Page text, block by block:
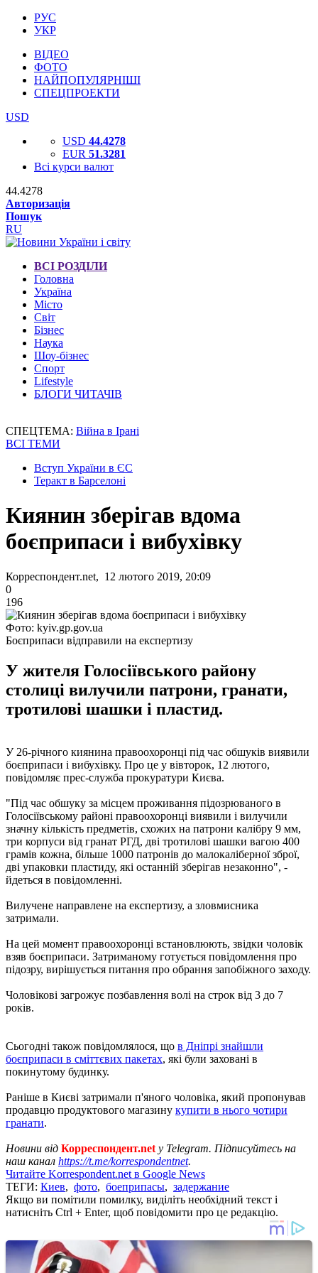
РУС
УКР
ВІДЕО
ФОТО
НАЙПОПУЛЯРНІШІ
СПЕЦПРОЕКТИ
USD
USD 44.4278
EUR 51.3281
Всі курси валют
44.4278
Авторизація
Пошук
RU
ВСІ РОЗДІЛИ
Головна
Україна
Місто
Світ
Бізнес
Наука
Шоу-бізнес
Спорт
Lifestyle
БЛОГИ ЧИТАЧІВ
СПЕЦТЕМА: Війна в Ірані
ВСІ ТЕМИ
Вступ України в ЄС
Теракт в Барселоні
Киянин зберігав вдома
боєприпаси і вибухівку
Корреспондент.net, 12 лютого 2019, 20:09
0
196
Фото: kyiv.gp.gov.ua
Боєприпаси відправили на експертизу
У жителя Голосіївського району
столиці вилучили патрони, гранати,
тротилові шашки і пластид.
У 26-річного киянина правоохоронці під час обшуків виявили
боєприпаси і вибухівку. Про це у вівторок, 12 лютого,
повідомляє прес-служба прокуратури Києва.
"Під час обшуку за місцем проживання підозрюваного в
Голосіївському районі правоохоронці виявили і вилучили
значну кількість предметів, схожих на патрони калібру 9 мм,
три корпуси від гранат РГД, дві тротилові шашки вагою 400
грамів кожна, більше 1000 патронів до малокаліберної зброї,
дві упаковки пластиду, які останній зберігав незаконно", -
йдеться в повідомленні.
Вилучене направлене на експертизу, а зловмисника
затримали.
На цей момент правоохоронці встановлюють, звідки чоловік
взяв боєприпаси. Затриманому готується повідомлення про
підозру, вирішується питання про обрання запобіжного заходу.
Чоловікові загрожує позбавлення волі на строк від 3 до 7
років.
Сьогодні також повідомлялося, що в Дніпрі знайшли
боєприпаси в сміттєвих пакетах, які були заховані в
покинутому будинку.
Раніше в Києві затримали п'яного чоловіка, який пропонував
продавцю продуктового магазину купити в нього чотири
гранати.
Новини від Корреспондент.net у Telegram. Підписуйтесь на
наш канал https://t.me/korrespondentnet.
Читайте Korrespondent.net в Google News
ТЕГИ: Киев, фото, боеприпасы, задержание
Якщо ви помітили помилку, виділіть необхідний текст і
натисніть Ctrl + Enter, щоб повідомити про це редакцію.